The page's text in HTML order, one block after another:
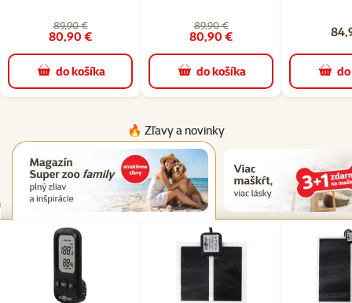
89,90 €
80,90 €
do košíka
89,90 €
80,90 €
do košíka
🔥 Zľavy a novinky